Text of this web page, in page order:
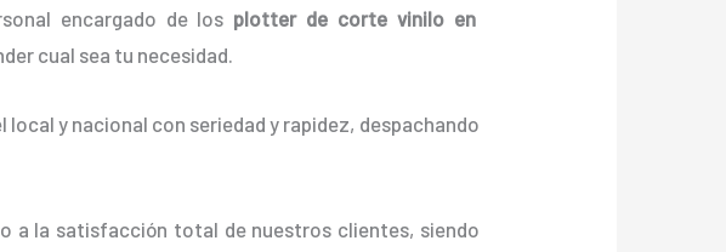
encargado de los plotter de corte vinilo en
cual sea tu necesidad.
y nacional con seriedad y rapidez, despachando
a la satisfacción total de nuestros clientes, siendo